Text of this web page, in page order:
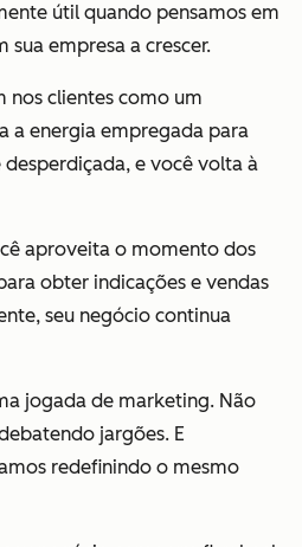
útil quando pensamos em
sua empresa a crescer.
nos clientes como um
a energia empregada para
e você volta à
aproveita o momento dos
obter indicações e vendas
seu negócio continua
jogada de marketing. Não
jargões. E
redefinindo o mesmo